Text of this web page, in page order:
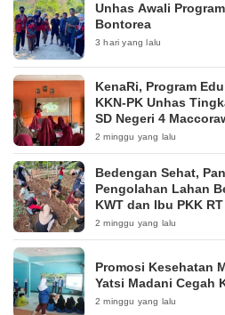
Unhas Awali
Bontorea
3 hari yang lalu
KenaRi, Program
KKN-PK Unhas
SD Negeri 4
2 minggu yang lalu
Bedengan Sehat,
Pengolahan Lahan
KWT dan Ibu PKK
Pakintelan
2 minggu yang lalu
Promosi Kesehatan
Yatsi Madani Cegah
2 minggu yang lalu